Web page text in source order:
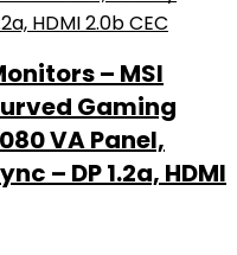
– MSI
Gaming
VA Panel,
– DP 1.2a, HDMI